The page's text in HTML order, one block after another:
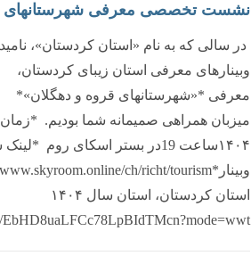
نشست تخصصی معرفی شهرستانهای
در سالی که به نام «استان کردستان»،
وبینارهای معرفی استان زیبای
معرفی *«شهرستانهای قروه و
۱۴۰۴ساعت 19در بستر اسکای روم
EbHD8uaLFCc78LpBIdTMcn?mode=wwt